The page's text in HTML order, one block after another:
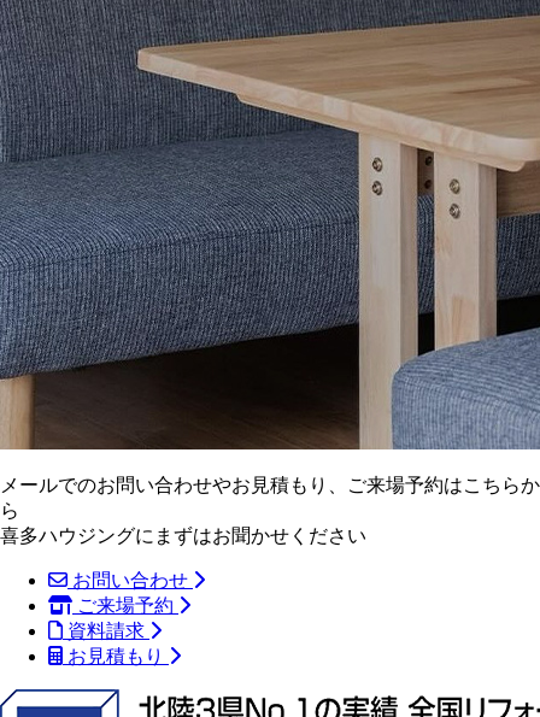
メールでのお問い合わせやお見積もり、ご来場予約はこちらか
ら
喜多ハウジングにまずはお聞かせください
お問い合わせ
ご来場予約
資料請求
お見積もり